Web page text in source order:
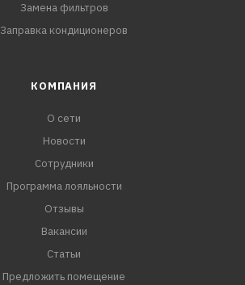
Замена фильтров
Заправка кондиционеров
КОМПАНИЯ
О сети
Новости
Сотрудники
Программа лояльности
Отзывы
Вакансии
Статьи
Предложить помещение